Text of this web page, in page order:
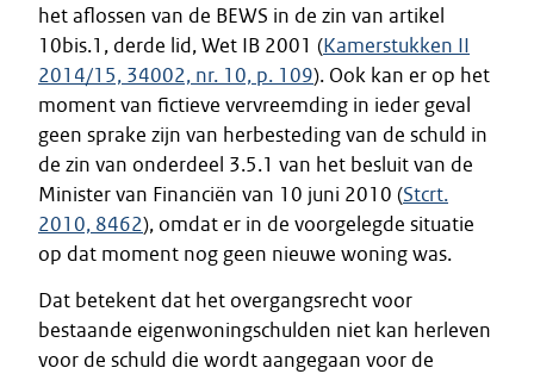
het aflossen van de BEWS in de zin van artikel
10bis.1, derde lid, Wet IB 2001 (Kamerstukken II
2014/15, 34002, nr. 10, p. 109). Ook kan er op het
moment van fictieve vervreemding in ieder geval
geen sprake zijn van herbesteding van de schuld in
de zin van onderdeel 3.5.1 van het besluit van de
Minister van Financiën van 10 juni 2010 (Stcrt.
2010, 8462), omdat er in de voorgelegde situatie
op dat moment nog geen nieuwe woning was.
Dat betekent dat het overgangsrecht voor
bestaande eigenwoningschulden niet kan herleven
voor de schuld die wordt aangegaan voor de